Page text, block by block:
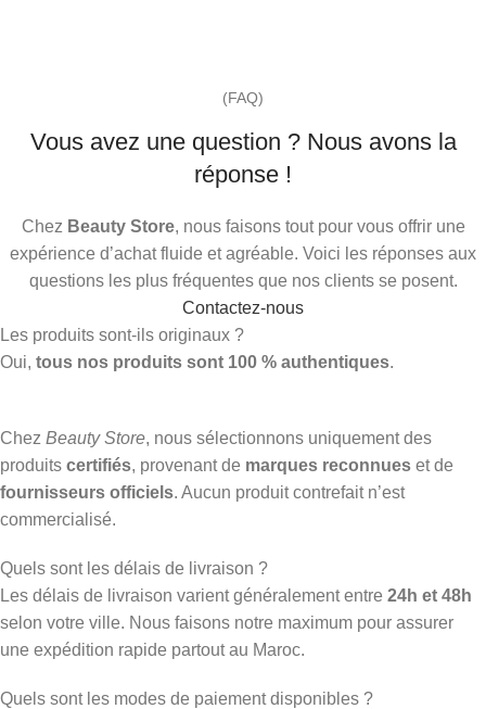
(FAQ)
Vous avez une question ? Nous avons la
réponse !
Chez Beauty Store, nous faisons tout pour vous offrir une
expérience d’achat fluide et agréable. Voici les réponses aux
questions les plus fréquentes que nos clients se posent.
Contactez-nous
Les produits sont-ils originaux ?
Oui, tous nos produits sont 100 % authentiques.
Chez Beauty Store, nous sélectionnons uniquement des
produits certifiés, provenant de marques reconnues et de
fournisseurs officiels. Aucun produit contrefait n’est
commercialisé.
Quels sont les délais de livraison ?
Les délais de livraison varient généralement entre 24h et 48h
selon votre ville. Nous faisons notre maximum pour assurer
une expédition rapide partout au Maroc.
Quels sont les modes de paiement disponibles ?